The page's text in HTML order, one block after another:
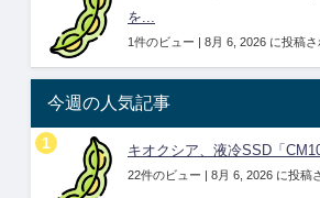
を...
1件のビュー | 8月 6, 2026 に投稿さ
今週の人気記事
キオクシア、液冷SSD「
22件のビュー | 8月 6, 2026 に投稿